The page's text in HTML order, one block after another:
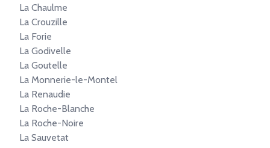
La Chaulme
La Crouzille
La Forie
La Godivelle
La Goutelle
La Monnerie-le-Montel
La Renaudie
La Roche-Blanche
La Roche-Noire
La Sauvetat